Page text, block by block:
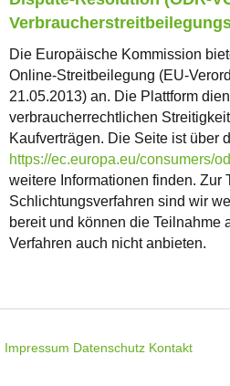
Die Europäische Kommission
Online-Streitbeilegung (EU-
21.05.2013) an. Die Plattform
verbraucherrechtlichen
Kaufverträgen. Die Seite ist über
https://ec.europa.eu/consumers/
weitere Informationen finden. Zur
Schlichtungsverfahren sind wir
bereit und können die Teilnahme
Verfahren auch nicht anbieten.
Impressum Datenschutz Kontakt